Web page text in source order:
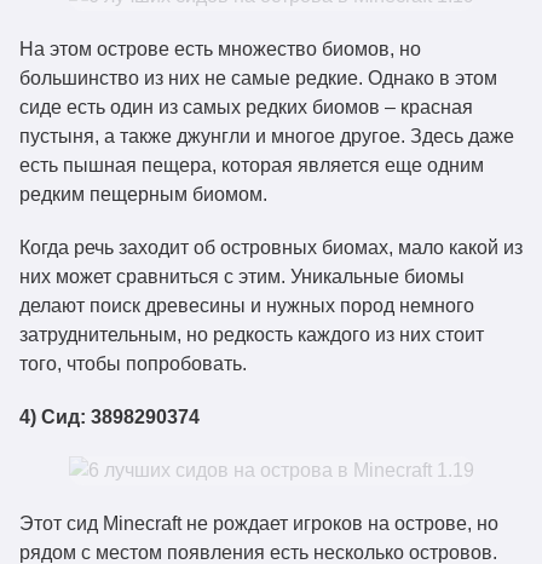
На этом острове есть множество биомов, но
большинство из них не самые редкие. Однако в этом
сиде есть один из самых редких биомов – красная
пустыня, а также джунгли и многое другое. Здесь даже
есть пышная пещера, которая является еще одним
редким пещерным биомом.
Когда речь заходит об островных биомах, мало какой из
них может сравниться с этим. Уникальные биомы
делают поиск древесины и нужных пород немного
затруднительным, но редкость каждого из них стоит
того, чтобы попробовать.
4) Сид: 3898290374
Этот сид Minecraft не рождает игроков на острове, но
рядом с местом появления есть несколько островов.